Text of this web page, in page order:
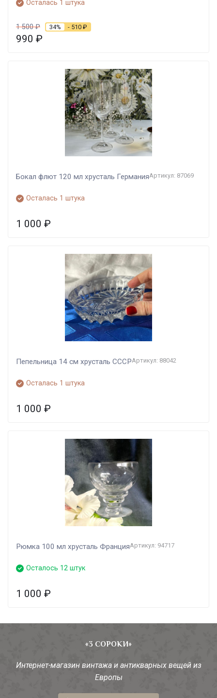
Осталась 1 штука
1 500₽ 34% - 510 ₽
990 ₽
Бокал флют 120 мл хрусталь ГерманияАртикул: 87069
Осталась 1 штука
1 000 ₽
Пепельница 14 см хрусталь СССРАртикул: 88042
Осталась 1 штука
1 000 ₽
Рюмка 100 мл хрусталь ФранцияАртикул: 94717
Осталось 12 штук
1 000 ₽
«3 СОРОКИ»
Интернет-магазин винтажа и антикварных вещей из
Европы